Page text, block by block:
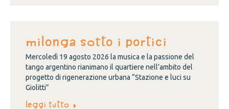
Milonga sotto i portici
Mercoledì 19 agosto 2026 la musica e la passione del
tango argentino rianimano il quartiere nell’ambito del
progetto di rigenerazione urbana “Stazione e luci su
Giolitti”
Leggi tutto